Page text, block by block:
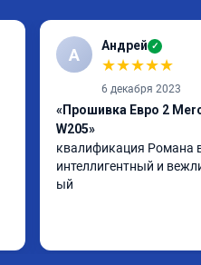
А Андрей ✓
★★★★★
6 декабря 2023
«Прошивка Евро 2
W205»
квалификация Романа
интеллигентный и
ый